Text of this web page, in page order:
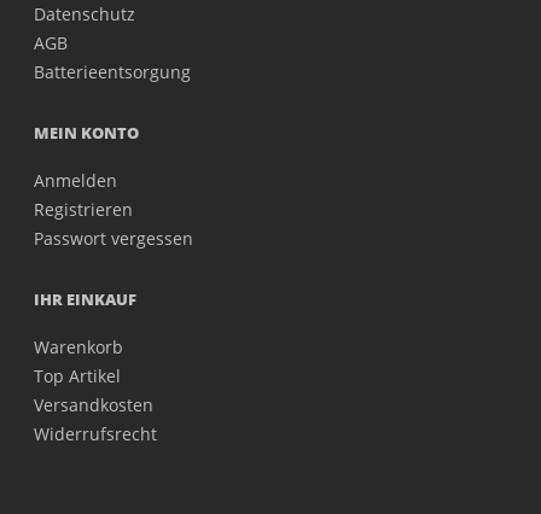
Datenschutz
AGB
Batterieentsorgung
MEIN KONTO
Anmelden
Registrieren
Passwort vergessen
IHR EINKAUF
Warenkorb
Top Artikel
Versandkosten
Widerrufsrecht